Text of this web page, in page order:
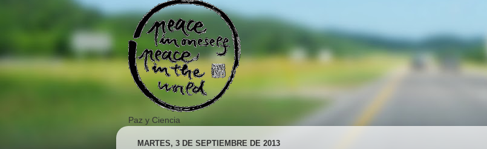
Paz y Ciencia
MARTES, 3 DE SEPTIEMBRE DE 2013